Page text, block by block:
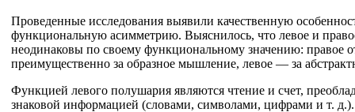
Проведенные исследования выявили качественную
функциональную асимметрию. Выяснилось, что левое и
неодинаковы по своему функциональному значению: правое
преимущественно за образное мышление, левое — за
Функцией левого полушария являются чтение и счет,
знаковой информацией (словами, символами, цифрами и т.